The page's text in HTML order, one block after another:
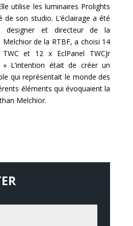
utilise les luminaires Prolights
de son studio. L’éclairage a été
designer et directeur de la
de la RTBF, a choisi 14
et 12 x EclPanel TWCJr
« L’intention était de créer un
qui représentait le monde des
éléments qui évoquaient la
Melchior.